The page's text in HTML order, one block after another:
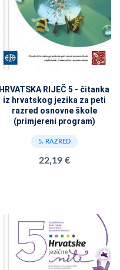
HRVATSKA RIJEČ 5 - čitanka
iz hrvatskog jezika za peti
razred osnovne škole
(primjereni program)
5. RAZRED
22,19 €